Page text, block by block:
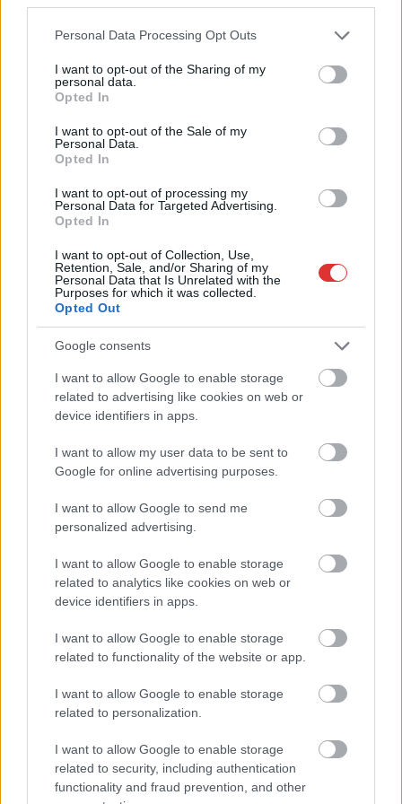
Please note that this website/app uses one or more Google
not limited to your visit or usage behaviour. You may click to
grant or deny consent to Google and its third-party tags to
use your data for below specified purposes in below Google
consent section.
Personal Data Processing Opt Outs
I want to opt-out of the Sharing of my
personal data.
Opted In
I want to opt-out of the Sale of my
Personal Data.
Opted In
I want to opt-out of processing my
Personal Data for Targeted Advertising.
Opted In
I want to opt-out of Collection, Use,
Retention, Sale, and/or Sharing of my
Personal Data that Is Unrelated with the
Purposes for which it was collected.
Opted Out
Google consents
I want to allow Google to enable storage
related to advertising like cookies on web or
device identifiers in apps.
I want to allow my user data to be sent to
Google for online advertising purposes.
I want to allow Google to send me
personalized advertising.
I want to allow Google to enable storage
related to analytics like cookies on web or
device identifiers in apps.
I want to allow Google to enable storage
related to functionality of the website or app.
I want to allow Google to enable storage
related to personalization.
I want to allow Google to enable storage
related to security, including authentication
functionality and fraud prevention, and other
üzemekben
Az idei év leglassabb növekedését hozta a június a
kiskereskedelemben
Györfi Mihály több tucat vállalkozással egyeztetett a
41 fok fölé forrósodott az ország, Szolnokon pedig egy másik
rekord is megdőlt
Egy telefonhívást akart, végül rendőrök vitték el a mezőtúri
A Tisza kormány minisztere újabb nagy változásokról döntött
a közoktatásban – például az iskolaigazgatók visszakapják
Sok volt az igazolatlan hiányzás, Pócs János fizetéslevonást
kapott, más fideszesek még kevesebbet vittek haza
A Szolnok megyei gazdák nagyon nem akarták a JÉGER
további üzemeltetését
Csendélet 5.0: alig balesetveszélyes lépcső és remek
állapotban levő buszmegálló mutatja, hogy Szolnok mennyire
Pénteken újra csökken a benzin és a gázolaj ára is
Napokon belül megválasztja az új köztársasági elnököt az
Kiterjedt tüzek pusztítanak az országban, köztük Karcagon
Harmadfokú hőségriasztás az országban: Szolnokon klímát
javítottak, helikoptereket is bevetettek a tüzeknél
A zárkában rosszul lett, elájult – ilyen körülményekről
számoltak be a szolnoki börtönből
Váratlan fennakadás borította fel a Szolnok–Kecskemét